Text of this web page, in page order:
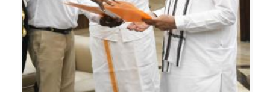
வ
ர்